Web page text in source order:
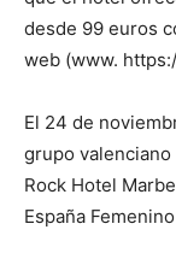
desde 99 euros
web (www.
El 24 de
grupo valenciano
Rock Hotel
España